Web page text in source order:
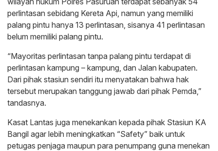
perlintasan sebidang Kereta Api, namun yang memiliki
palang pintu hanya 13 perlintasan, sisanya 41 perlintasan
belum memiliki palang pintu.
“Mayoritas perlintasan tanpa palang pintu terdapat di
perlintasan kampung – kampung, dan Jalan kabupaten.
Dari pihak stasiun sendiri itu menyatakan bahwa hak
tersebut merupakan tanggung jawab dari pihak Pemda,”
tandasnya.
Kasat Lantas juga menekankan kepada pihak Stasiun KA
Bangil agar lebih meningkatkan “Safety” baik untuk
petugas penjaga maupun para penumpang guna menekan